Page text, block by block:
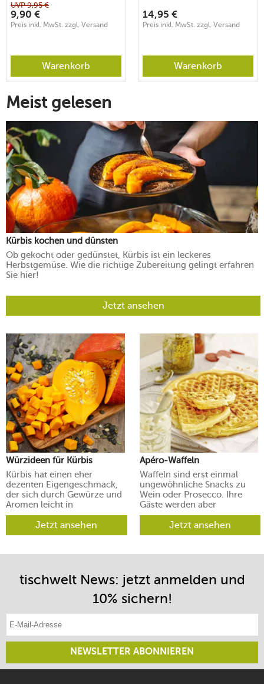
UVP9,95 €
9,90 €
Preis inkl. MwSt. zzgl. Versand
Warenkorb
14,95 €
Preis inkl. MwSt. zzgl. Versand
Warenkorb
Meist gelesen
Kürbis kochen und dünsten
Ob gekocht oder gedünstet, Kürbis ist ein leckeres
Herbstgemüse. Wie die richtige Zubereitung gelingt erfahren
Sie hier!
Jetzt ansehen
Würzideen für Kürbis
Kürbis hat einen eher
dezenten Eigengeschmack,
der sich durch Gewürze und
Aromen leicht in
verschiedene Richtungen
lenken lässt.Jetzt ansehen
Apéro-Waffeln
Waffeln sind erst einmal
ungewöhnliche Snacks zu
Wein oder Prosecco. Ihre
Gäste werden aber
begeistert sein.
Jetzt ansehen
tischwelt News: jetzt anmelden und
10% sichern!
NEWSLETTER ABONNIEREN